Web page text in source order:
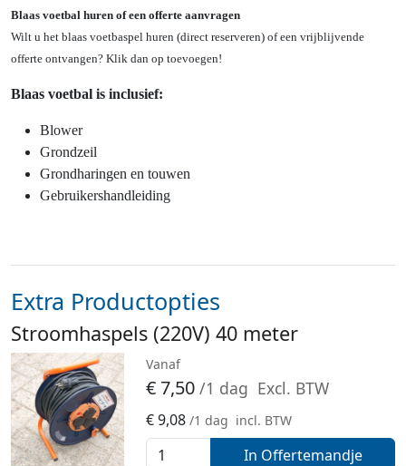
Blaas voetbal huren of een offerte aanvragen
Wilt u het blaas voetbaspel huren (direct reserveren) of een vrijblijvende
offerte ontvangen? Klik dan op toevoegen!
Blaas voetbal is inclusief:
Blower
Grondzeil
Grondharingen en touwen
Gebruikershandleiding
Extra Productopties
Stroomhaspels (220V) 40 meter
Vanaf
€7,50 /1 dag Excl. BTW
€9,08 /1 dag incl. BTW
In Offertemandje